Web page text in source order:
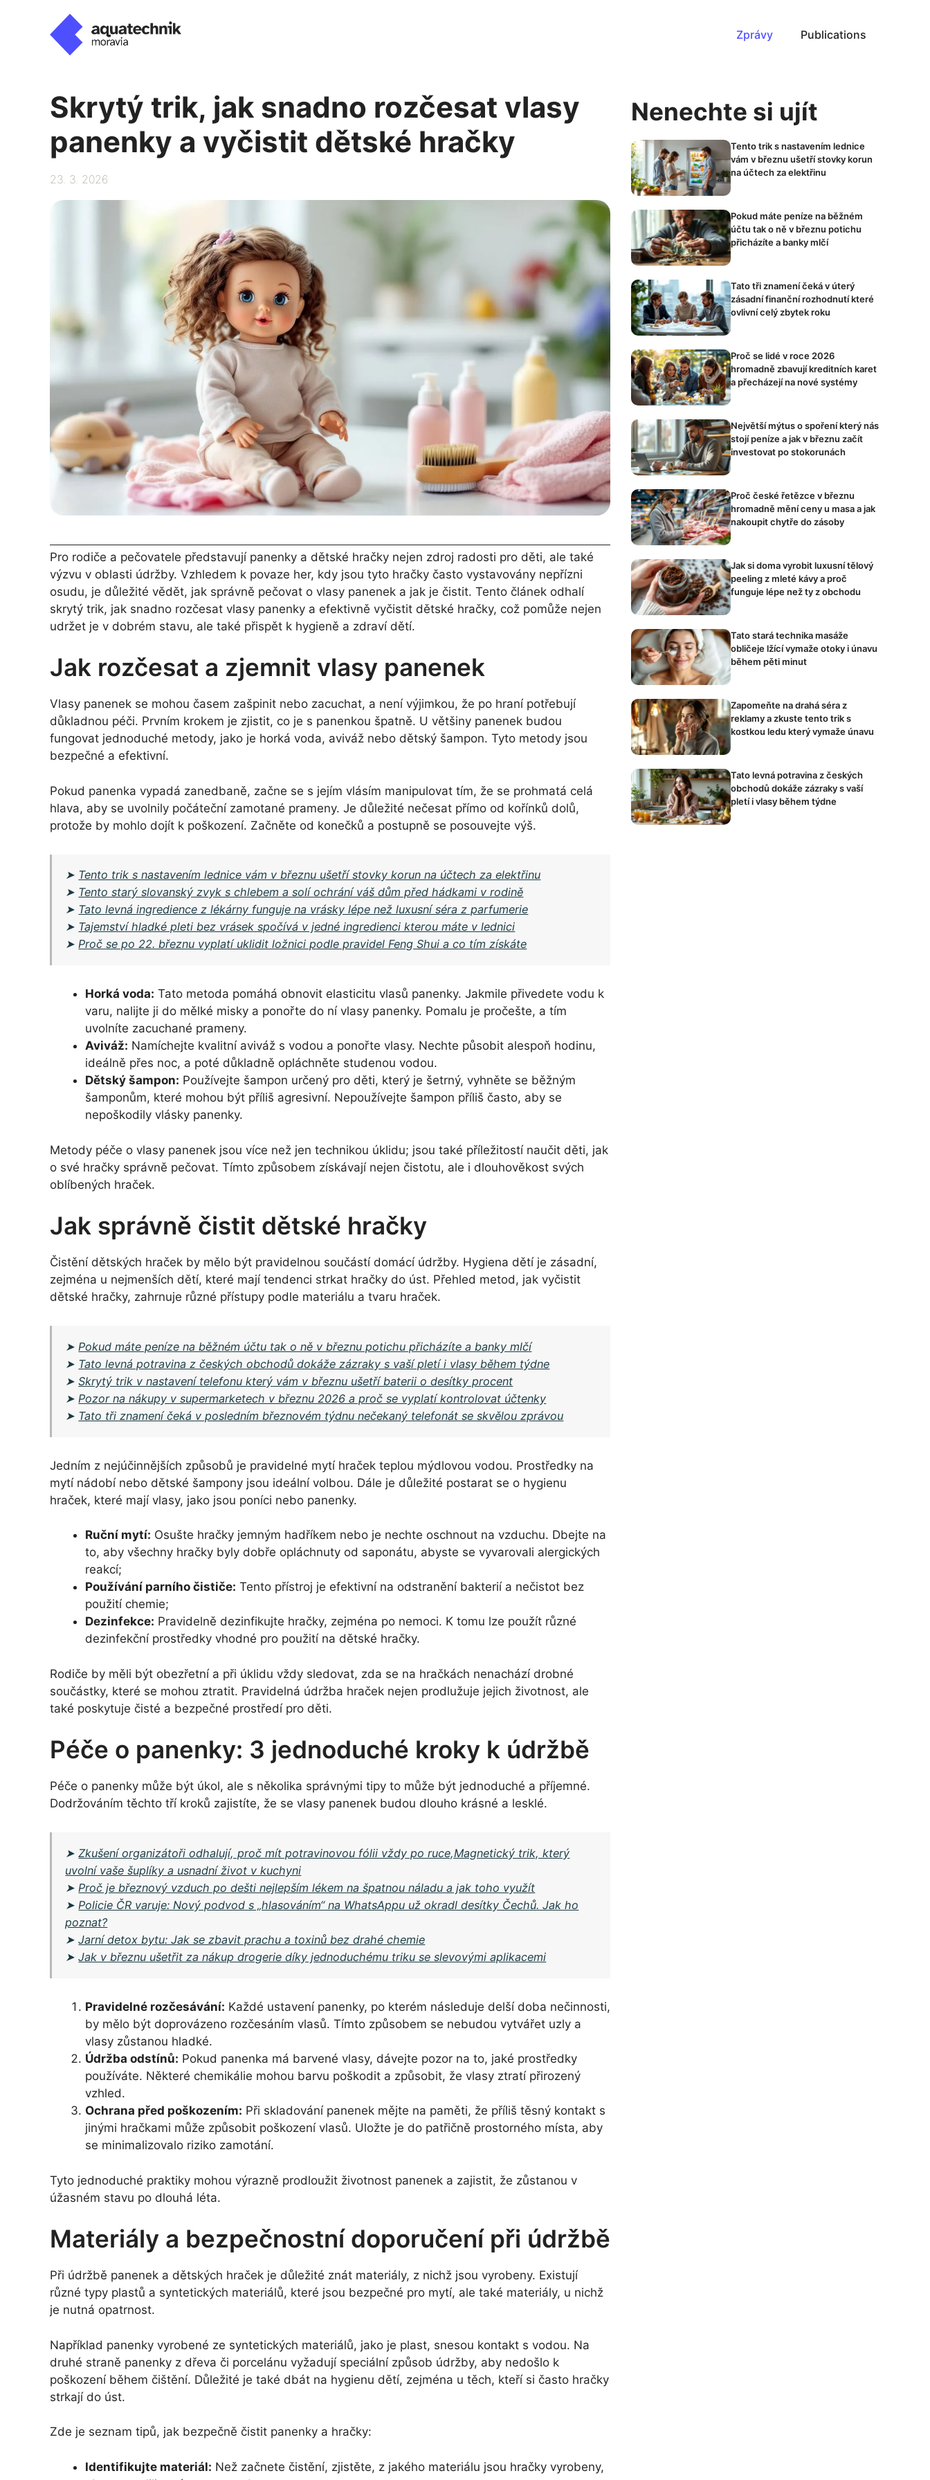
Zprávy Publications
Skrytý trik, jak snadno rozčesat vlasy
panenky a vyčistit dětské hračky
23. 3. 2026
Pro rodiče a pečovatele představují panenky a dětské hračky nejen zdroj radosti pro děti, ale také
výzvu v oblasti údržby. Vzhledem k povaze her, kdy jsou tyto hračky často vystavovány nepřízni
osudu, je důležité vědět, jak správně pečovat o vlasy panenek a jak je čistit. Tento článek odhalí
skrytý trik, jak snadno rozčesat vlasy panenky a efektivně vyčistit dětské hračky, což pomůže nejen
udržet je v dobrém stavu, ale také přispět k hygieně a zdraví dětí.
Jak rozčesat a zjemnit vlasy panenek
Vlasy panenek se mohou časem zašpinit nebo zacuchat, a není výjimkou, že po hraní potřebují
důkladnou péči. Prvním krokem je zjistit, co je s panenkou špatně. U většiny panenek budou
fungovat jednoduché metody, jako je horká voda, aviváž nebo dětský šampon. Tyto metody jsou
bezpečné a efektivní.
Pokud panenka vypadá zanedbaně, začne se s jejím vlásím manipulovat tím, že se prohmatá celá
hlava, aby se uvolnily počáteční zamotané prameny. Je důležité nečesat přímo od kořínků dolů,
protože by mohlo dojít k poškození. Začněte od konečků a postupně se posouvejte výš.
➤ Tento trik s nastavením lednice vám v březnu ušetří stovky korun na účtech za elektřinu
➤ Tento starý slovanský zvyk s chlebem a solí ochrání váš dům před hádkami v rodině
➤ Tato levná ingredience z lékárny funguje na vrásky lépe než luxusní séra z parfumerie
➤ Tajemství hladké pleti bez vrásek spočívá v jedné ingredienci kterou máte v lednici
➤Proč se po 22. březnu vyplatí uklidit ložnici podle pravidel Feng Shui a co tím získáte
Horká voda: Tato metoda pomáhá obnovit elasticitu vlasů panenky. Jakmile přivedete vodu k
varu, nalijte ji do mělké misky a ponořte do ní vlasy panenky. Pomalu je pročešte, a tím
uvolníte zacuchané prameny.
Aviváž: Namíchejte kvalitní aviváž s vodou a ponořte vlasy. Nechte působit alespoň hodinu,
ideálně přes noc, a poté důkladně opláchněte studenou vodou.
Dětský šampon: Používejte šampon určený pro děti, který je šetrný, vyhněte se běžným
šamponům, které mohou být příliš agresivní. Nepoužívejte šampon příliš často, aby se
nepoškodily vlásky panenky.
Metody péče o vlasy panenek jsou více než jen technikou úklidu; jsou také příležitostí naučit děti, jak
o své hračky správně pečovat. Tímto způsobem získávají nejen čistotu, ale i dlouhověkost svých
oblíbených hraček.
Jak správně čistit dětské hračky
Čistění dětských hraček by mělo být pravidelnou součástí domácí údržby. Hygiena dětí je zásadní,
zejména u nejmenších dětí, které mají tendenci strkat hračky do úst. Přehled metod, jak vyčistit
dětské hračky, zahrnuje různé přístupy podle materiálu a tvaru hraček.
➤Pokud máte peníze na běžném účtu tak o ně v březnu potichu přicházíte a banky mlčí
➤ Tato levná potravina z českých obchodů dokáže zázraky s vaší pletí i vlasy během týdne
➤Skrytý trik v nastavení telefonu který vám v březnu ušetří baterii o desítky procent
➤Pozor na nákupy v supermarketech v březnu 2026 a proč se vyplatí kontrolovat účtenky
➤ Tato tři znamení čeká v posledním březnovém týdnu nečekaný telefonát se skvělou zprávou
Jedním z nejúčinnějších způsobů je pravidelné mytí hraček teplou mýdlovou vodou. Prostředky na
mytí nádobí nebo dětské šampony jsou ideální volbou. Dále je důležité postarat se o hygienu
hraček, které mají vlasy, jako jsou poníci nebo panenky.
Ruční mytí: Osušte hračky jemným hadříkem nebo je nechte oschnout na vzduchu. Dbejte na
to, aby všechny hračky byly dobře opláchnuty od saponátu, abyste se vyvarovali alergických
reakcí;
Používání parního čističe: Tento přístroj je efektivní na odstranění bakterií a nečistot bez
použití chemie;
Dezinfekce: Pravidelně dezinfikujte hračky, zejména po nemoci. K tomu lze použít různé
dezinfekční prostředky vhodné pro použití na dětské hračky.
Rodiče by měli být obezřetní a při úklidu vždy sledovat, zda se na hračkách nenachází drobné
součástky, které se mohou ztratit. Pravidelná údržba hraček nejen prodlužuje jejich životnost, ale
také poskytuje čisté a bezpečné prostředí pro děti.
Péče o panenky: 3 jednoduché kroky k údržbě
Péče o panenky může být úkol, ale s několika správnými tipy to může být jednoduché a příjemné.
Dodržováním těchto tří kroků zajistíte, že se vlasy panenek budou dlouho krásné a lesklé.
➤Zkušení organizátoři odhalují, proč mít potravinovou fólii vždy po ruce,Magnetický trik, který
uvolní vaše šuplíky a usnadní život v kuchyni
➤Proč je březnový vzduch po dešti nejlepším lékem na špatnou náladu a jak toho využít
➤Policie ČR varuje: Nový podvod s „hlasováním“ na WhatsAppu už okradl desítky Čechů. Jak ho
poznat?
➤Jarní detox bytu: Jak se zbavit prachu a toxinů bez drahé chemie
➤Jak v březnu ušetřit za nákup drogerie díky jednoduchému triku se slevovými aplikacemi
Pravidelné rozčesávání: Každé ustavení panenky, po kterém následuje delší doba nečinnosti,
by mělo být doprovázeno rozčesáním vlasů. Tímto způsobem se nebudou vytvářet uzly a
vlasy zůstanou hladké.
Údržba odstínů: Pokud panenka má barvené vlasy, dávejte pozor na to, jaké prostředky
používáte. Některé chemikálie mohou barvu poškodit a způsobit, že vlasy ztratí přirozený
vzhled.
Ochrana před poškozením: Při skladování panenek mějte na paměti, že příliš těsný kontakt s
jinými hračkami může způsobit poškození vlasů. Uložte je do patřičně prostorného místa, aby
se minimalizovalo riziko zamotání.
Tyto jednoduché praktiky mohou výrazně prodloužit životnost panenek a zajistit, že zůstanou v
úžasném stavu po dlouhá léta.
Materiály a bezpečnostní doporučení při údržbě
Při údržbě panenek a dětských hraček je důležité znát materiály, z nichž jsou vyrobeny. Existují
různé typy plastů a syntetických materiálů, které jsou bezpečné pro mytí, ale také materiály, u nichž
je nutná opatrnost.
Například panenky vyrobené ze syntetických materiálů, jako je plast, snesou kontakt s vodou. Na
druhé straně panenky z dřeva či porcelánu vyžadují speciální způsob údržby, aby nedošlo k
poškození během čištění. Důležité je také dbát na hygienu dětí, zejména u těch, kteří si často hračky
strkají do úst.
Zde je seznam tipů, jak bezpečně čistit panenky a hračky:
Identifikujte materiál: Než začnete čistění, zjistěte, z jakého materiálu jsou hračky vyrobeny,
Nenechte si ujít
Tento trik s nastavením lednice
vám v březnu ušetří stovky korun
na účtech za elektřinu
Pokud máte peníze na běžném
účtu tak o ně v březnu potichu
přicházíte a banky mlčí
Tato tři znamení čeká v úterý
zásadní finanční rozhodnutí které
ovlivní celý zbytek roku
Proč se lidé v roce 2026
hromadně zbavují kreditních karet
a přecházejí na nové systémy
Největší mýtus o spoření který nás
stojí peníze a jak v březnu začít
investovat po stokorunách
Proč české řetězce v březnu
hromadně mění ceny u masa a jak
nakoupit chytře do zásoby
Jak si doma vyrobit luxusní tělový
peeling z mleté kávy a proč
funguje lépe než ty z obchodu
Tato stará technika masáže
obličeje lžící vymaže otoky i únavu
během pěti minut
Zapomeňte na drahá séra z
reklamy a zkuste tento trik s
kostkou ledu který vymaže únavu
Tato levná potravina z českých
obchodů dokáže zázraky s vaší
pletí i vlasy během týdne